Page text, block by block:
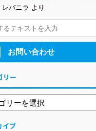
レバニラ より
お問い合わせ
リー
イブ